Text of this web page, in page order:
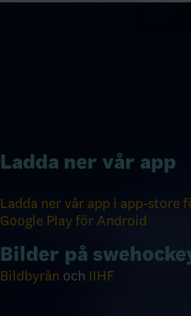
Ladda ner vår app
Ladda ner vår app i app-store
Google Play för Android
Bilder på
Bildbyrån och IIHF